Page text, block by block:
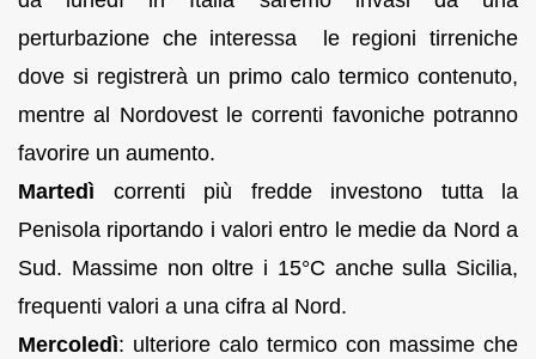
perturbazione che interessa le regioni tirreniche
dove si registrerà un primo calo termico contenuto,
mentre al Nordovest le correnti favoniche potranno
favorire un aumento.
Martedì correnti più fredde investono tutta la
Penisola riportando i valori entro le medie da Nord a
Sud. Massime non oltre i 15°C anche sulla Sicilia,
frequenti valori a una cifra al Nord.
Mercoledì: ulteriore calo termico con massime che